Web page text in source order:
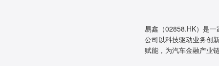
易鑫（02858.HK）是
公司以科技驱动业务创
赋能，为汽车金融产业